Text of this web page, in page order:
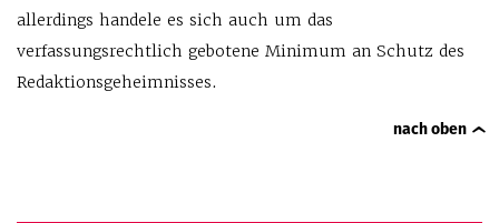
allerdings handele es sich auch um das
verfassungsrechtlich gebotene Minimum an Schutz des
Redaktionsgeheimnisses.
nach oben